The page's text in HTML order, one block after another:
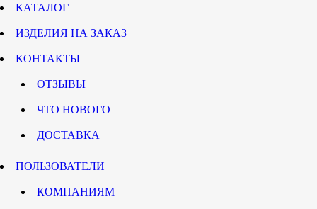
КАТАЛОГ
ИЗДЕЛИЯ НА ЗАКАЗ
КОНТАКТЫ
ОТЗЫВЫ
ЧТО НОВОГО
ДОСТАВКА
ПОЛЬЗОВАТЕЛИ
КОМПАНИЯМ